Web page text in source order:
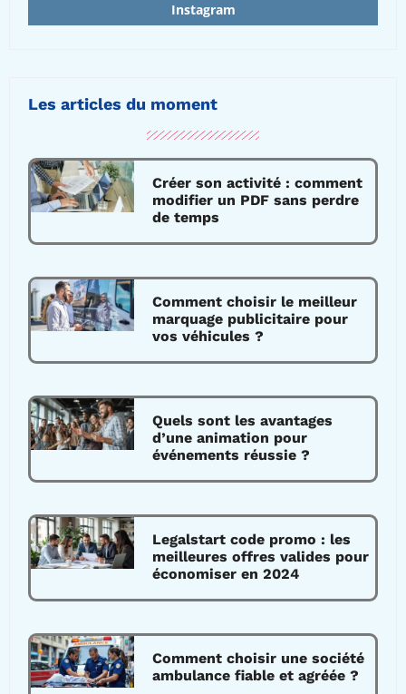
Instagram
Les articles du moment
Créer son activité : comment
modifier un PDF sans perdre
de temps
Comment choisir le meilleur
marquage publicitaire pour
vos véhicules ?
Quels sont les avantages
d’une animation pour
événements réussie ?
Legalstart code promo : les
meilleures offres valides pour
économiser en 2024
Comment choisir une société
ambulance fiable et agréée ?